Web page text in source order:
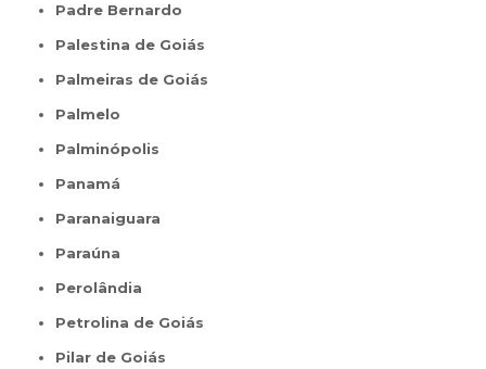
Padre Bernardo
Palestina de Goiás
Palmeiras de Goiás
Palmelo
Palminópolis
Panamá
Paranaiguara
Paraúna
Perolândia
Petrolina de Goiás
Pilar de Goiás